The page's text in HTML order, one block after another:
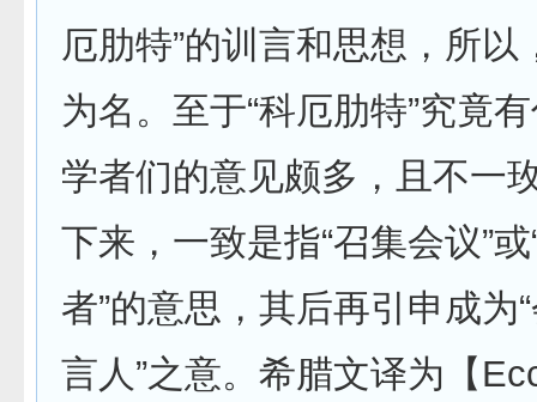
厄肋特”的训言和思想，所以
为名。至于“科厄肋特”究竟
学者们的意见颇多，且不一
下来，一致是指“召集会议”
者”的意思，其后再引申成为
言人”之意。希腊文译为【